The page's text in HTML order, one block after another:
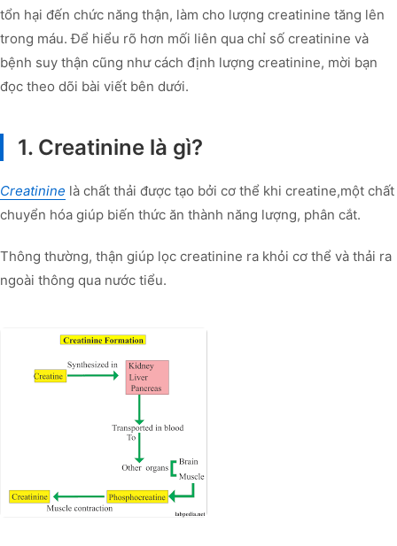
tổn hại đến chức năng thận, làm cho lượng creatinine tăng lên
trong máu. Để hiểu rõ hơn mối liên qua chỉ số creatinine và
bệnh suy thận cũng như cách định lượng creatinine, mời bạn
đọc theo dõi bài viết bên dưới.
1. Creatinine là gì?
Creatinine là chất thải được tạo bởi cơ thể khi creatine,một chất
chuyển hóa giúp biến thức ăn thành năng lượng, phân cắt.
Thông thường, thận giúp lọc creatinine ra khỏi cơ thể và thải ra
ngoài thông qua nước tiểu.